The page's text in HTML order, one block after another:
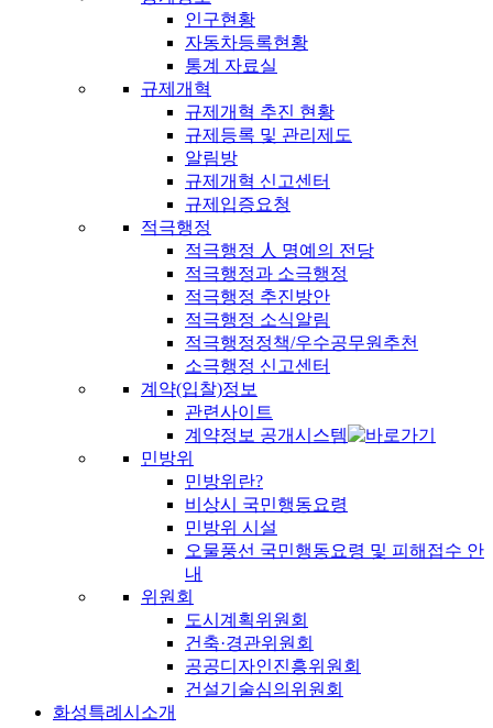
인구현황
자동차등록현황
통계 자료실
규제개혁
규제개혁 추진 현황
규제등록 및 관리제도
알림방
규제개혁 신고센터
규제입증요청
적극행정
적극행정 人 명예의 전당
적극행정과 소극행정
적극행정 추진방안
적극행정 소식알림
적극행정정책/우수공무원추천
소극행정 신고센터
계약(입찰)정보
관련사이트
계약정보 공개시스템
민방위
민방위란?
비상시 국민행동요령
민방위 시설
오물풍선 국민행동요령 및 피해접수 안
내
위원회
도시계획위원회
건축·경관위원회
공공디자인진흥위원회
건설기술심의위원회
화성특례시소개